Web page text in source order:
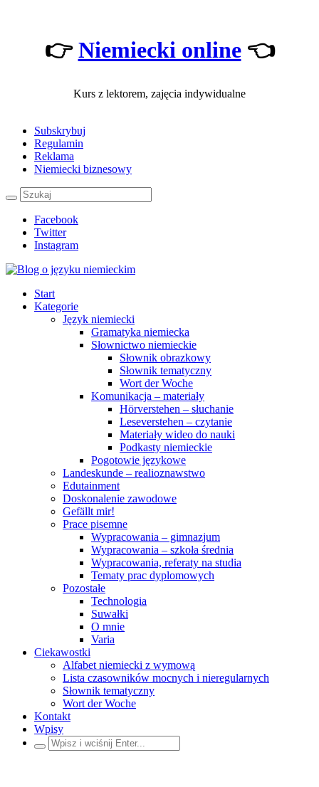
👉Niemiecki online👈
Kurs z lektorem, zajęcia indywidualne
Subskrybuj
Regulamin
Reklama
Niemiecki biznesowy
Facebook
Twitter
Instagram
Start
Kategorie
Język niemiecki
Gramatyka niemiecka
Słownictwo niemieckie
Słownik obrazkowy
Słownik tematyczny
Wort der Woche
Komunikacja – materiały
Hörverstehen – słuchanie
Leseverstehen – czytanie
Materiały wideo do nauki
Podkasty niemieckie
Pogotowie językowe
Landeskunde – realioznawstwo
Edutainment
Doskonalenie zawodowe
Gefällt mir!
Prace pisemne
Wypracowania – gimnazjum
Wypracowania – szkoła średnia
Wypracowania, referaty na studia
Tematy prac dyplomowych
Pozostałe
Technologia
Suwałki
O mnie
Varia
Ciekawostki
Alfabet niemiecki z wymową
Lista czasowników mocnych i nieregularnych
Słownik tematyczny
Wort der Woche
Kontakt
Wpisy